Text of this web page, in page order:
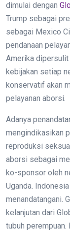
dimulai dengan
Trump sebagai
sebagai Mexico
pendanaan
Amerika dipersulit
kebijakan setiap
konservatif akan
pelayanan aborsi.
Adanya
mengindikasikan
reproduksi
aborsi sebagai
ko-sponsor oleh
Uganda.
menandatangani.
kelanjutan dari
tubuh perempuan.